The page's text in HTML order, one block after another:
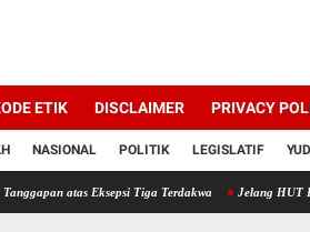
ETIK DISCLAIMER PRIVACY
NASIONAL POLITIK LEGISLATIF
Eksepsi Tiga Terdakwa Jelang HUT RI ke-81,